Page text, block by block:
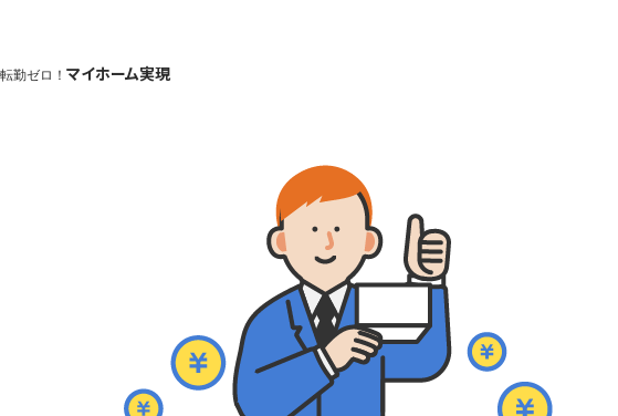
転勤ゼロ！ マイホーム実現